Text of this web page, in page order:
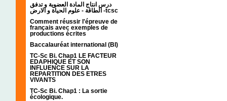
درس انتاج المادة العضوية و تدفق
الطاقة - علوم الحياة و الارض -tcsc
Comment réussir l'épreuve de
français avec exemples de
productions écrites
Baccalauréat international (BI)
TC-Sc Bi. Chap1 LE FACTEUR
EDAPHIQUE ET SON
INFLUENCE SUR LA
REPARTITION DES ETRES
VIVANTS
TC-Sc Bi. Chap1 : La sortie
écologique.